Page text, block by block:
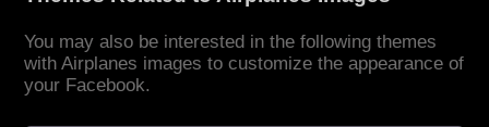
You may also be interested in the following themes
with Airplanes images to customize the appearance of
your Facebook.